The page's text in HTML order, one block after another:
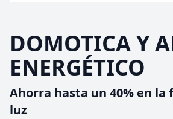
DOMOTICA Y
ENERGÉTICO
Ahorra hasta un 40% en la
luz